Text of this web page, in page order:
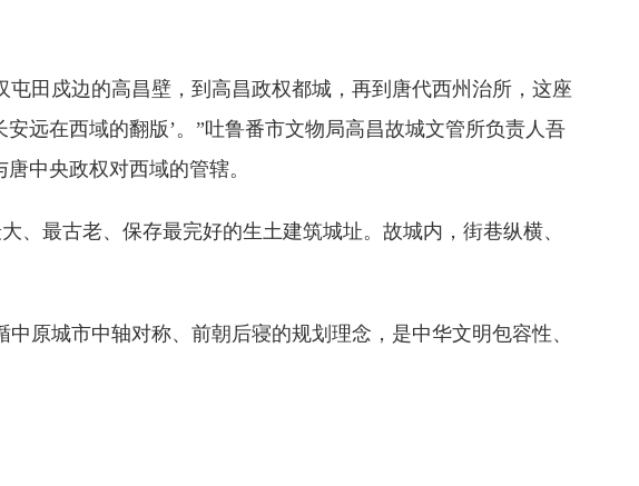
田戍边的高昌壁，到高昌政权都城，再到唐代西州治所，这座
远在西域的翻版’。”吐鲁番市文物局高昌故城文管所负责人吾
中央政权对西域的管辖。
最古老、保存最完好的生土建筑城址。故城内，街巷纵横、
原城市中轴对称、前朝后寝的规划理念，是中华文明包容性、